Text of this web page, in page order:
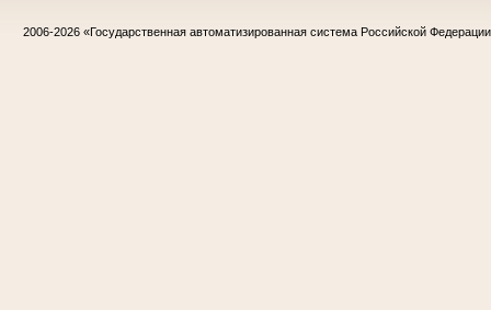
2006-2026 «Государственная автоматизированная система Российской